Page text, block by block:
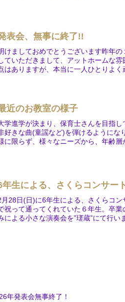
表会、無事に終了!!
けましておめでとうございます昨年
ていただきまして、アットホームな
はありますが、本当に一人ひとりよ
近のお教室の様子
学進学が決まり、保育士さんを目指
好きな曲(童謡など)を弾けるようにな
に限らず、様々なニーズから、年齢
年生による、さくらコンサー
月28日(日)に6年生による、さくらコ
祝って通ってくれていた６年生。卒
による小さな演奏会を”瑳蔵”にて行い
年発表会無事終了！